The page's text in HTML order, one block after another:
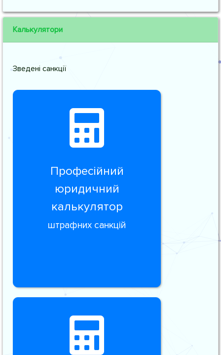
Калькулятори
Зведені санкції
Професійний
юридичний
калькулятор
штрафних санкцій